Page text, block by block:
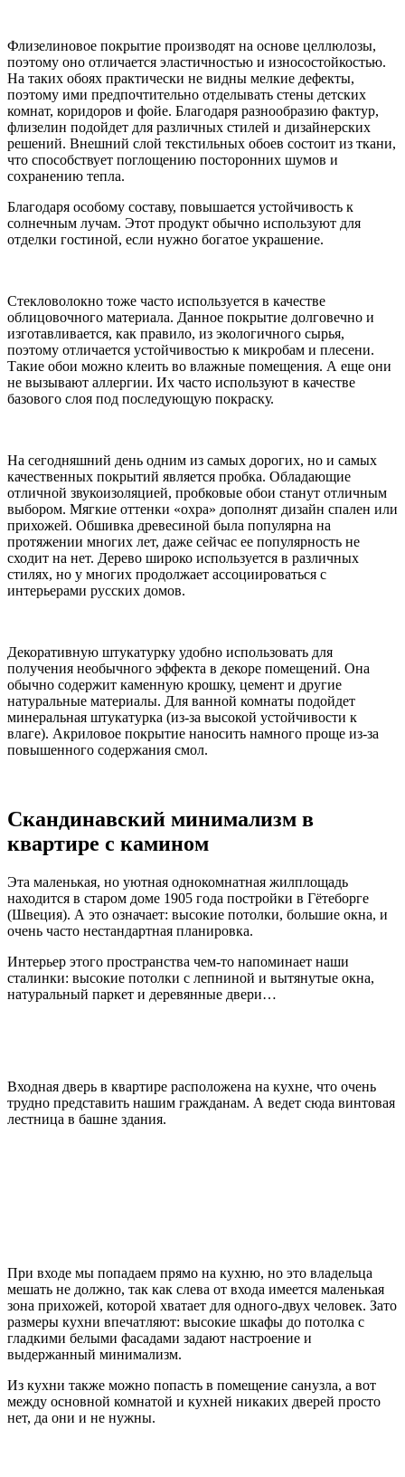
Флизелиновое покрытие производят на основе целлюлозы,
поэтому оно отличается эластичностью и износостойкостью.
На таких обоях практически не видны мелкие дефекты,
поэтому ими предпочтительно отделывать стены детских
комнат, коридоров и фойе. Благодаря разнообразию фактур,
флизелин подойдет для различных стилей и дизайнерских
решений. Внешний слой текстильных обоев состоит из ткани,
что способствует поглощению посторонних шумов и
сохранению тепла.
Благодаря особому составу, повышается устойчивость к
солнечным лучам. Этот продукт обычно используют для
отделки гостиной, если нужно богатое украшение.
Стекловолокно тоже часто используется в качестве
облицовочного материала. Данное покрытие долговечно и
изготавливается, как правило, из экологичного сырья,
поэтому отличается устойчивостью к микробам и плесени.
Такие обои можно клеить во влажные помещения. А еще они
не вызывают аллергии. Их часто используют в качестве
базового слоя под последующую покраску.
На сегодняшний день одним из самых дорогих, но и самых
качественных покрытий является пробка. Обладающие
отличной звукоизоляцией, пробковые обои станут отличным
выбором. Мягкие оттенки «охра» дополнят дизайн спален или
прихожей. Обшивка древесиной была популярна на
протяжении многих лет, даже сейчас ее популярность не
сходит на нет. Дерево широко используется в различных
стилях, но у многих продолжает ассоциироваться с
интерьерами русских домов.
Декоративную штукатурку удобно использовать для
получения необычного эффекта в декоре помещений. Она
обычно содержит каменную крошку, цемент и другие
натуральные материалы. Для ванной комнаты подойдет
минеральная штукатурка (из-за высокой устойчивости к
влаге). Акриловое покрытие наносить намного проще из-за
повышенного содержания смол.
Скандинавский минимализм в
квартире с камином
Эта маленькая, но уютная однокомнатная жилплощадь
находится в старом доме 1905 года постройки в Гётеборге
(Швеция). А это означает: высокие потолки, большие окна, и
очень часто нестандартная планировка.
Интерьер этого пространства чем-то напоминает наши
сталинки: высокие потолки с лепниной и вытянутые окна,
натуральный паркет и деревянные двери…
Входная дверь в квартире расположена на кухне, что очень
трудно представить нашим гражданам. А ведет сюда винтовая
лестница в башне здания.
При входе мы попадаем прямо на кухню, но это владельца
мешать не должно, так как слева от входа имеется маленькая
зона прихожей, которой хватает для одного-двух человек. Зато
размеры кухни впечатляют: высокие шкафы до потолка с
гладкими белыми фасадами задают настроение и
выдержанный минимализм.
Из кухни также можно попасть в помещение санузла, а вот
между основной комнатой и кухней никаких дверей просто
нет, да они и не нужны.